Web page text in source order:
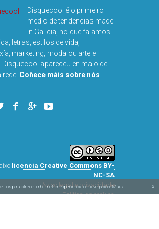
Disquecool é o primeiro
medio de tendencias made
in Galicia, no que falamos
letras, estilos de vida,
marketing, moda ou arte e
Disquecool apareceu en maio de
licencia Creative Commons BY-
NC-SA
para ofrecer unha mellor experiencia de navegación. Máis x